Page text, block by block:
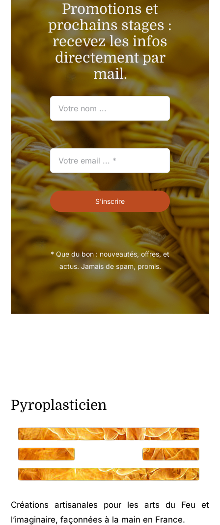
Promotions et
prochains stages :
recevez les infos
directement par
mail.
S'inscrire
* Que du bon : nouveautés, offres, et
actus. Jamais de spam, promis.
Pyroplasticien
Créations artisanales pour les arts du Feu et
l’imaginaire, façonnées à la main en France.